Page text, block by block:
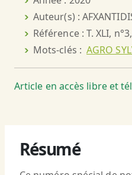
Auteur(s) :
Référence : T. XLI,
Mots-clés :AGRO
Article en accès libre et
Résumé